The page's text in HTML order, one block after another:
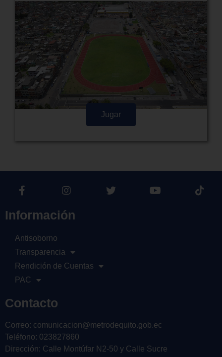
Jugar
Información
Antisoborno
Transparencia
Rendición de Cuentas
PAC
Contacto
Correo: comunicacion@metrodequito.gob.ec
Teléfono: 023827860
Dirección: Calle Montúfar N2-50 y Calle Sucre